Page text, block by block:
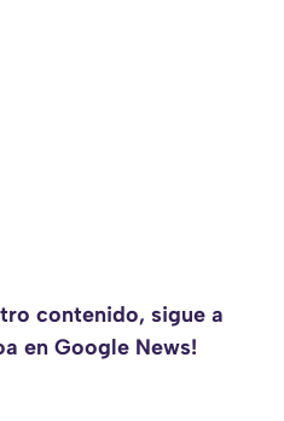
contenido, sigue a
en Google News!